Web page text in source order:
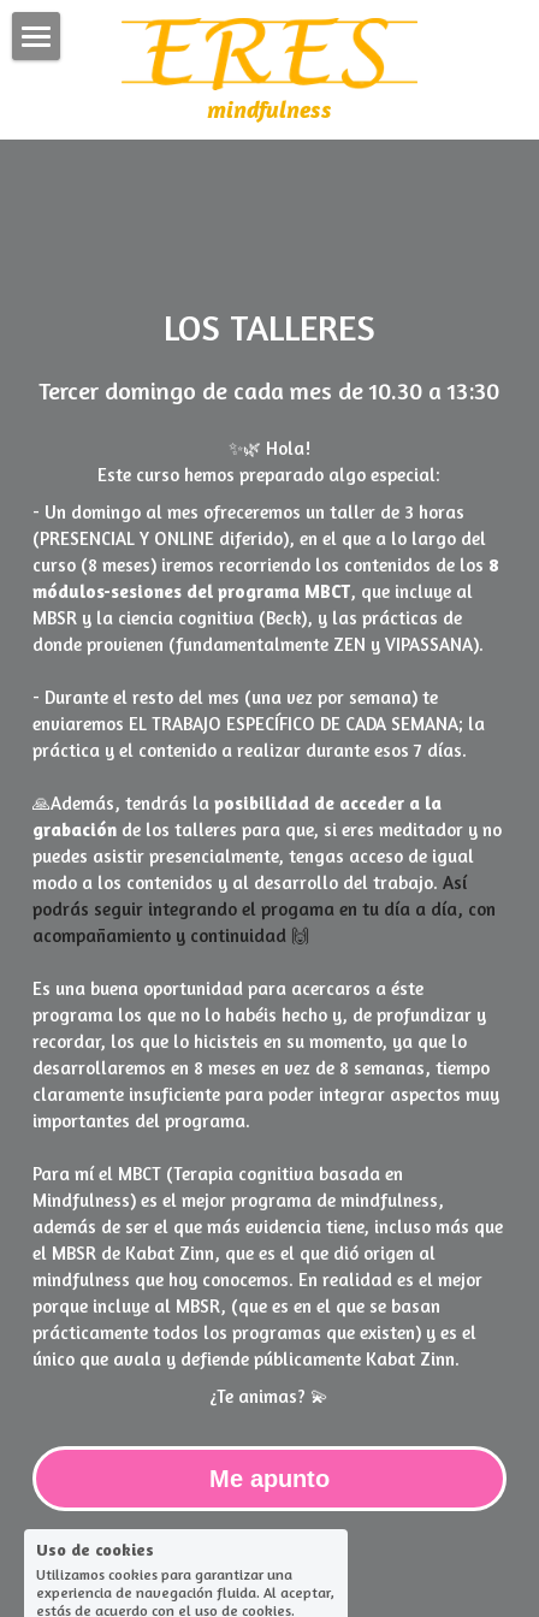
mindfulness
Retiros
Investigación
El Centro Eres
¿Qué es Mindfulness?
LOS TALLERES
Tercer domingo de cada mes de 10.30 a 13:30
✨🌿 Hola!
Este curso hemos preparado algo especial:
- Un domingo al mes ofreceremos un taller de 3 horas
(PRESENCIAL Y ONLINE diferido), en el que a lo largo del
curso (8 meses) iremos recorriendo los contenidos de los 8
módulos-sesiones del programa MBCT, que incluye al
MBSR y la ciencia cognitiva (Beck), y las prácticas de
donde provienen (fundamentalmente ZEN y VIPASSANA).
- Durante el resto del mes (una vez por semana) te
enviaremos EL TRABAJO ESPECÍFICO DE CADA SEMANA; la
práctica y el contenido a realizar durante esos 7 días.
🙏Además, tendrás la posibilidad de acceder a la
grabación de los talleres para que, si eres meditador y no
puedes asistir presencialmente, tengas acceso de igual
modo a los contenidos y al desarrollo del trabajo. Así
podrás seguir integrando el progama en tu día a día, con
acompañamiento y continuidad 🙌
Es una buena oportunidad para acercaros a éste
programa los que no lo habéis hecho y, de profundizar y
recordar, los que lo hicisteis en su momento, ya que lo
desarrollaremos en 8 meses en vez de 8 semanas, tiempo
claramente insuficiente para poder integrar aspectos muy
importantes del programa.
Para mí el MBCT (Terapia cognitiva basada en
Mindfulness) es el mejor programa de mindfulness,
además de ser el que más evidencia tiene, incluso más que
el MBSR de Kabat Zinn, que es el que dió origen al
mindfulness que hoy conocemos. En realidad es el mejor
porque incluye al MBSR, (que es en el que se basan
prácticamente todos los programas que existen) y es el
único que avala y defiende públicamente Kabat Zinn.
¿Te animas? 💫
Me apunto
CATEGORÍAS DE BLOG
Todas las Categorías
Uso de cookies
Utilizamos cookies para garantizar una
experiencia de navegación fluida. Al aceptar,
estás de acuerdo con el uso de cookies.